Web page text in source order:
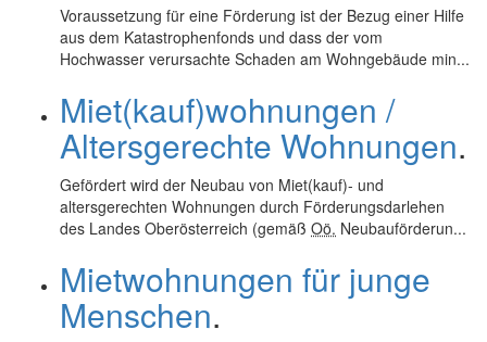
Voraussetzung für eine Förderung ist der Bezug einer Hilfe
aus dem Katastrophenfonds und dass der vom
Hochwasser verursachte Schaden am Wohngebäude min...
Miet(kauf)wohnungen /
Altersgerechte Wohnungen.
Gefördert wird der Neubau von Miet(kauf)- und
altersgerechten Wohnungen durch Förderungsdarlehen
des Landes Oberösterreich (gemäß Oö. Neubauförderun...
Mietwohnungen für junge
Menschen.